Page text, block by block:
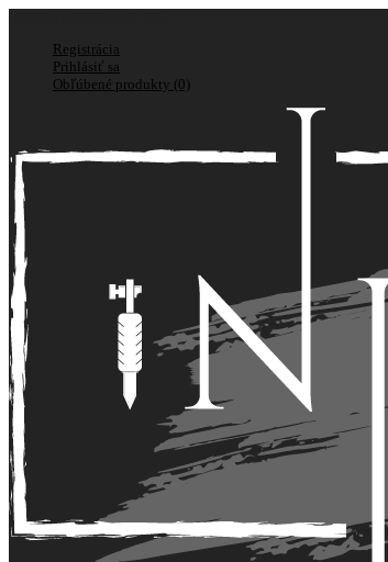
Registrácia
Prihlásiť sa
Obľúbené produkty (0)